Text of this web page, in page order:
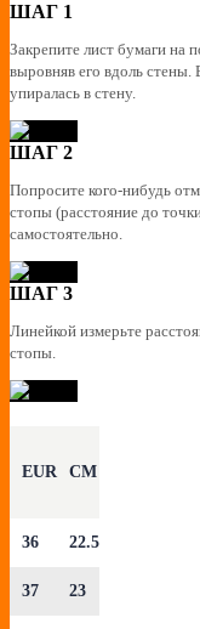
ШАГ 1
Закрепите лист бумаги на
выровняв его вдоль стены.
упиралась в стену.
EUR CM
36 22.5
37 23
ШАГ 2
Попросите кого-нибудь
стопы (расстояние до
самостоятельно.
ШАГ 3
Линейкой измерьте
стопы.